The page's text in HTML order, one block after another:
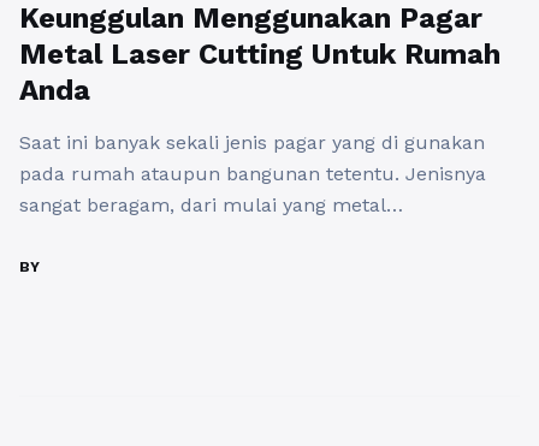
Keunggulan Menggunakan Pagar
Metal Laser Cutting Untuk Rumah
Anda
Saat ini banyak sekali jenis pagar yang di gunakan
pada rumah ataupun bangunan tetentu. Jenisnya
sangat beragam, dari mulai yang metal
cutting, hollow hingga yang non metal, seperti
BY